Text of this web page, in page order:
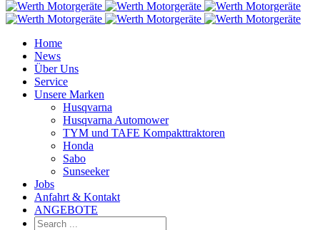
Home
News
Über Uns
Service
Unsere Marken
Husqvarna
Husqvarna Automower
TYM und TAFE Kompakttraktoren
Honda
Sabo
Sunseeker
Jobs
Anfahrt & Kontakt
ANGEBOTE